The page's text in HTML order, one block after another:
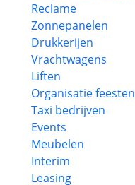
Reclame
Zonnepanelen
Drukkerijen
Vrachtwagens
Liften
Organisatie feesten
Taxi bedrijven
Events
Meubelen
Interim
Leasing